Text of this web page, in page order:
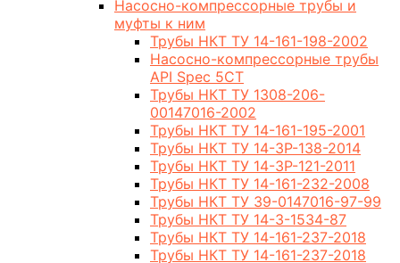
Насосно-компрессорные трубы и
муфты к ним
Трубы НКТ ТУ 14-161-198-2002
Насосно-компрессорные трубы
API Spec 5CT
Трубы НКТ ТУ 1308-206-
00147016-2002
Трубы НКТ ТУ 14-161-195-2001
Трубы НКТ ТУ 14-3Р-138-2014
Трубы НКТ ТУ 14-3Р-121-2011
Трубы НКТ ТУ 14-161-232-2008
Трубы НКТ ТУ 39-0147016-97-99
Трубы НКТ ТУ 14-3-1534-87
Трубы НКТ ТУ 14-161-237-2018
Трубы НКТ ТУ 14-161-237-2018